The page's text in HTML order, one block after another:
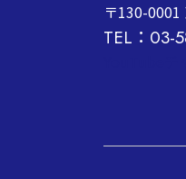
〒130-
TEL：03-